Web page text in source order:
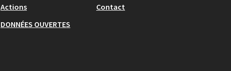
Actions
DONNÉES OUVERTES
Contact